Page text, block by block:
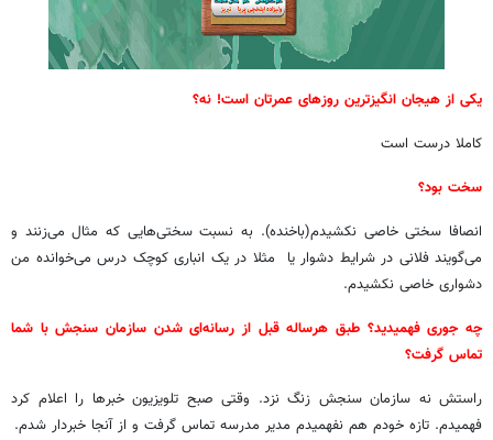
یکی از هیجان انگیزترین روزهای عمرتان است! نه؟
کاملا درست است
سخت بود؟
انصافا سختی خاصی نکشیدم(باخنده). به نسبت سختی‌هایی که مثال می‌زنند و
می‌گویند فلانی در شرایط دشوار یا مثلا در یک انباری کوچک درس می‌خوانده من
دشواری خاصی نکشیدم.
چه جوری فهمیدید؟ طبق هرساله قبل از رسانه‌ای شدن سازمان سنجش با شما
تماس گرفت؟
راستش نه سازمان سنجش زنگ نزد. وقتی صبح تلویزیون خبرها را اعلام کرد
فهمیدم. تازه خودم هم نفهمیدم مدیر مدرسه تماس گرفت و از آنجا خبردار شدم.